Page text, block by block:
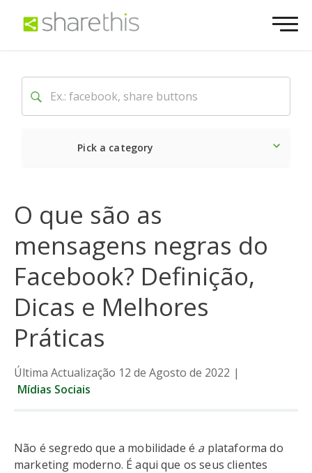
Pick a category
O que são as
mensagens negras do
Facebook? Definição,
Dicas e Melhores
Práticas
Última Actualização 12 de Agosto de 2022 |
Mídias Sociais
Não é segredo que a mobilidade é a plataforma do
marketing moderno. É aqui que os seus clientes